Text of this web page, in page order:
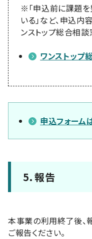
※「申込前に課題を
いる」など、申込
ンストップ総合相談
ワンストップ
申込フォーム
5．報告
本事業の利用終了後、
ご報告ください。